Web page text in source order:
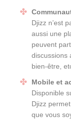
Djizz n’est
aussi une
peuvent
discussions
bien-être,
Mobile et
Disponible
Djizz
que vous